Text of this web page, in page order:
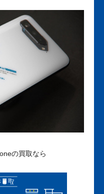
の買取なら